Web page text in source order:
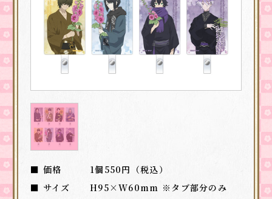
■ 価格
1個550円（税込）
■ サイズ
H95×W60mm ※タブ部分のみ